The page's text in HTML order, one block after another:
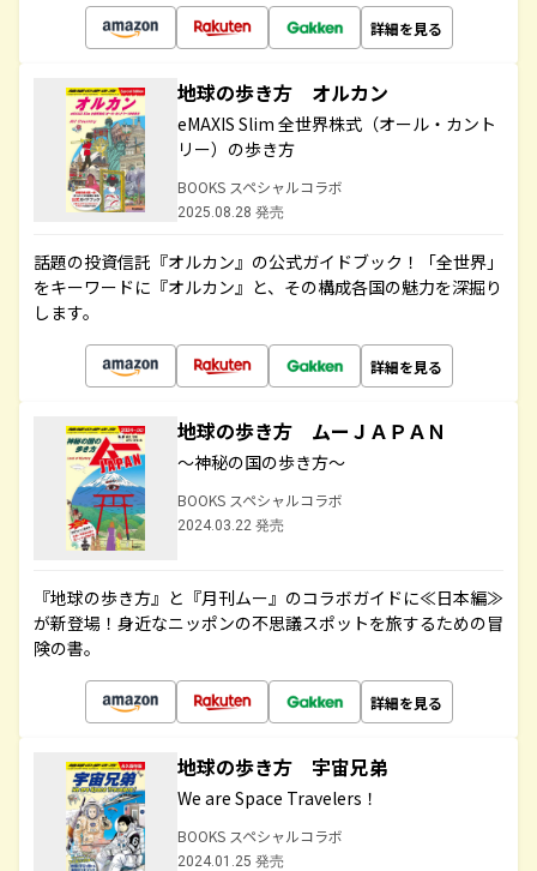
詳細を見る
地球の歩き方 オルカン
eMAXIS Slim 全世界株式（オール・カント
リー）の歩き方
BOOKS スペシャルコラボ
2025.08.28 発売
話題の投資信託『オルカン』の公式ガイドブック！「全世界」
をキーワードに『オルカン』と、その構成各国の魅力を深掘り
します。
詳細を見る
地球の歩き方 ムーＪＡＰＡＮ
～神秘の国の歩き方～
BOOKS スペシャルコラボ
2024.03.22 発売
『地球の歩き方』と『月刊ムー』のコラボガイドに≪日本編≫
が新登場！身近なニッポンの不思議スポットを旅するための冒
険の書。
詳細を見る
地球の歩き方 宇宙兄弟
We are Space Travelers！
BOOKS スペシャルコラボ
2024.01.25 発売